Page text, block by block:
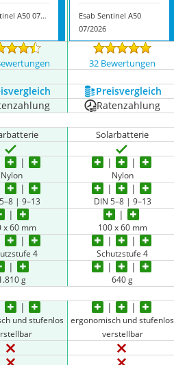
Esab Sentinel A50 0700000800
Esab Sentinel A50
07/2026
32 Bewertungen
Preis­vergleich
Ratenzahlung
Solarbatterie
Nylon Nylon
| 9–13 DIN 5–8 | 9–13
x 60 mm 100 x 60 mm
4 Schutzstufe 4
g 640 g
und stufenlos
ergonomisch und stufenlos
verstellbar